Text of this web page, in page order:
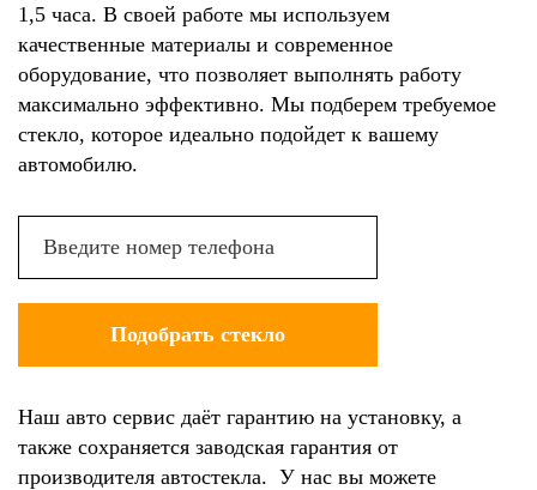
1,5 часа. В своей работе мы используем
качественные материалы и современное
оборудование, что позволяет выполнять работу
максимально эффективно. Мы подберем требуемое
стекло, которое идеально подойдет к вашему
автомобилю.
Наш авто сервис даёт гарантию на установку, а
также сохраняется заводская гарантия от
производителя автостекла. У нас вы можете